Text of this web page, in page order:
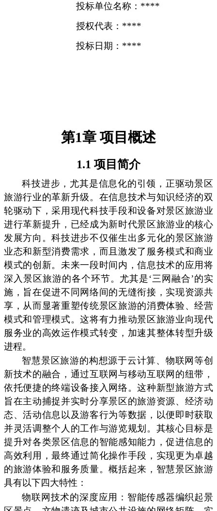
投标单位名称：****
授权代表：****
投标日期：****
第1章 项目概述
1.1 项目简介
科技进步，尤其是信息化的引领，正驱动景区
旅游行业的革新升级。在信息技术与知识经济的双
轮驱动下，采用现代科技手段和设备对景区旅游业
进行革新提升，已经成为新时代景区旅游业的核心
发展方向。科技进步不仅催生出多元化的景区旅游
业态和新型消费需求，而且激发了服务模式和商业
模式的创新。未来一段时间内，信息技术的应用将
深入景区旅游的各个环节。尤其是‘三网融合’的实
施，旨在促进不同网络间的无缝衔接，实现资源共
享，从而显著重塑传统景区旅游的消费体验、经营
模式和管理模式。这将有力推动景区旅游业向现代
服务业的高效运作模式转变，加速其整体转型升级
进程。
智慧景区旅游的构想源于云计算、物联网等创
新技术的融合，通过互联网与移动互联网的纽带，
依托便捷的终端设备接入网络。这种新型旅游方式
旨在主动捕捉并实时分享景区的旅游资源、经济动
态、活动信息以及游客行为等数据，以便即时获取
并灵活调整个人的工作与游览规划。其核心目标是
提升对各类景区信息的智能感知能力，促进信息的
高效利用，最终通过简化操作手段，实现更为卓越
的旅游体验和服务质量。概括起来，智慧景区旅游
具有以下四大特性：
物联网技术的深度应用：智能传感器编织起景